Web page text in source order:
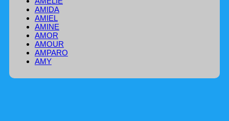
AMIDA
AMIEL
AMINE
AMOR
AMOUR
AMPARO
AMY